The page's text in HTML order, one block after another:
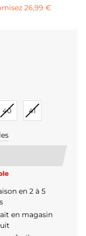
26,99 €
40 41
en 2 à 5
en magasin